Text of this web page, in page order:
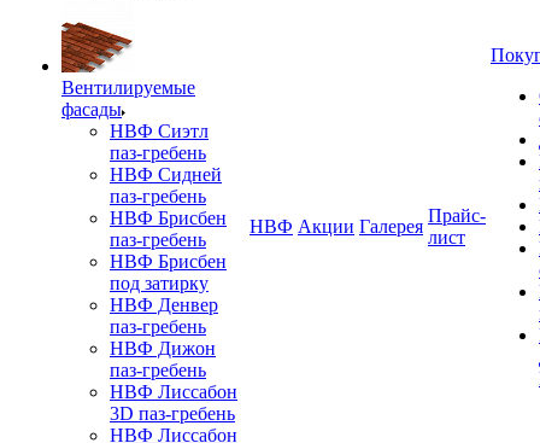
Вентилируемые
фасады
НВФ Сиэтл
паз-гребень
НВФ Сидней
паз-гребень
НВФ Брисбен
паз-гребень
НВФ Брисбен
под затирку
НВФ Денвер
паз-гребень
НВФ Дижон
паз-гребень
НВФ Лиссабон
3D паз-гребень
НВФ Лиссабон
НВФ Акции Галерея
Прайс-
лист